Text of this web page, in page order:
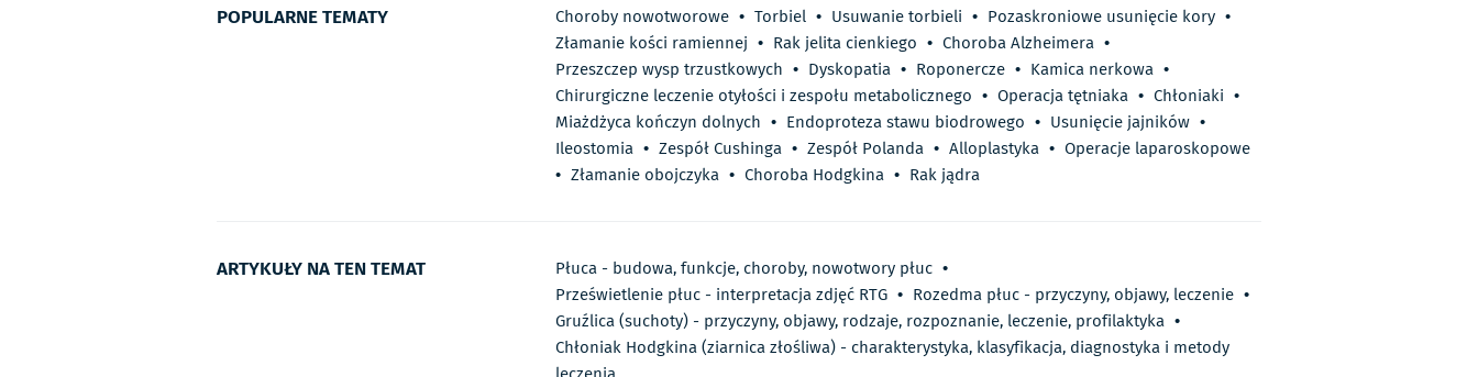
POPULARNE TEMATY Choroby nowotworowe • Torbiel • Usuwanie torbieli • Pozaskroniowe usunięcie kory •
Złamanie kości ramiennej • Rak jelita cienkiego • Choroba Alzheimera •
Przeszczep wysp trzustkowych • Dyskopatia • Roponercze • Kamica nerkowa •
Chirurgiczne leczenie otyłości i zespołu metabolicznego • Operacja tętniaka • Chłoniaki •
Miażdżyca kończyn dolnych • Endoproteza stawu biodrowego • Usunięcie jajników •
Ileostomia • Zespół Cushinga • Zespół Polanda • Alloplastyka • Operacje laparoskopowe
• Złamanie obojczyka • Choroba Hodgkina • Rak jądra
ARTYKUŁY NA TEN TEMAT Płuca - budowa, funkcje, choroby, nowotwory płuc •
Prześwietlenie płuc - interpretacja zdjęć RTG • Rozedma płuc - przyczyny, objawy, leczenie •
Gruźlica (suchoty) - przyczyny, objawy, rodzaje, rozpoznanie, leczenie, profilaktyka •
Chłoniak Hodgkina (ziarnica złośliwa) - charakterystyka, klasyfikacja, diagnostyka i metody